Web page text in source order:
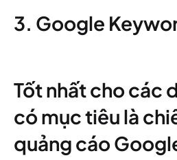
3. Google
Tốt nhất cho các
có mục tiêu là
quảng cáo